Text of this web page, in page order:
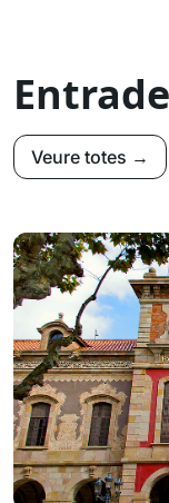
Veure totes →